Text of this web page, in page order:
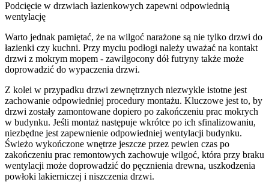
Podcięcie w drzwiach łazienkowych zapewni odpowiednią
wentylację
Warto jednak pamiętać, że na wilgoć narażone są nie tylko drzwi do
łazienki czy kuchni. Przy myciu podłogi należy uważać na kontakt
drzwi z mokrym mopem - zawilgocony dół futryny także może
doprowadzić do wypaczenia drzwi.
Z kolei w przypadku drzwi zewnętrznych niezwykle istotne jest
zachowanie odpowiedniej procedury montażu. Kluczowe jest to, by
drzwi zostały zamontowane dopiero po zakończeniu prac mokrych
w budynku. Jeśli montaż następuje wkrótce po ich sfinalizowaniu,
niezbędne jest zapewnienie odpowiedniej wentylacji budynku.
Świeżo wykończone wnętrze jeszcze przez pewien czas po
zakończeniu prac remontowych zachowuje wilgoć, która przy braku
wentylacji może doprowadzić do pęcznienia drewna, uszkodzenia
powłoki lakierniczej i niszczenia drzwi.